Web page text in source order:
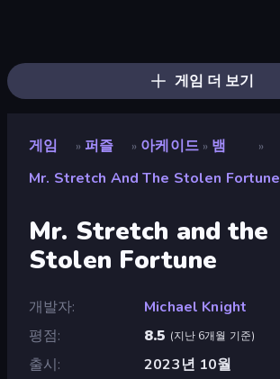
게임 더 보기
게임 » 퍼즐 » 아케이드 » 뱀 »
Mr. Stretch And The Stolen Fortune
Mr. Stretch and the
Stolen Fortune
개발자
Michael Knight
평점
8.5 (지난 6개월 기준)
출시
2023년 10월